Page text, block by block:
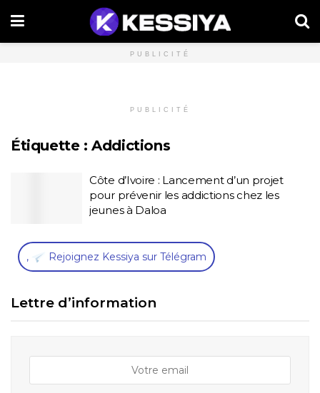
PUBLICITÉ
PUBLICITÉ
Étiquette :Addictions
Côte d’Ivoire : Lancement d’un projet
pour prévenir les addictions chez les
jeunes à Daloa
, Rejoignez Kessiya sur Télégram
Lettre d’information